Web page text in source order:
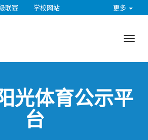
更多
联赛 学校网站
光体育公示平
台